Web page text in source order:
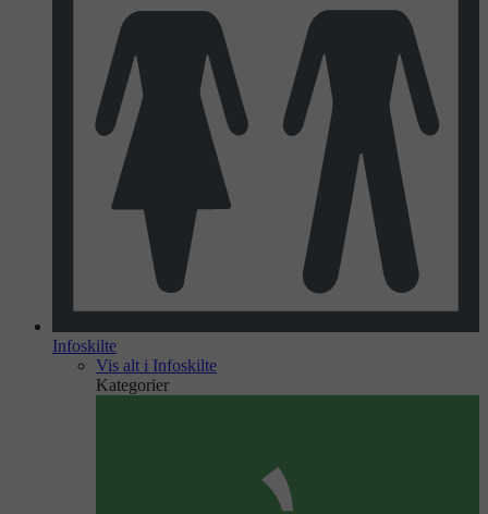
Infoskilte
Vis alt i Infoskilte
Kategorier